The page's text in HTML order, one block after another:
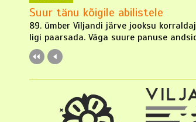
Suur tänu kõigile abilistele
89. ümber Viljandi järve jooksu
ligi paarsada. Väga suure panuse